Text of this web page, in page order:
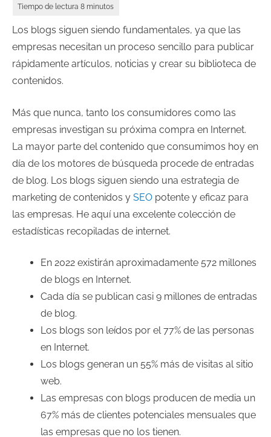
Los blogs siguen siendo fundamentales, ya que las
empresas necesitan un proceso sencillo para publicar
rápidamente artículos, noticias y crear su biblioteca de
contenidos.
Más que nunca, tanto los consumidores como las
empresas investigan su próxima compra en Internet.
La mayor parte del contenido que consumimos hoy en
día de los motores de búsqueda procede de entradas
de blog. Los blogs siguen siendo una estrategia de
marketing de contenidos y SEO potente y eficaz para
las empresas. He aquí una excelente colección de
estadísticas recopiladas de internet.
En 2022 existirán aproximadamente 572 millones
de blogs en Internet.
Cada día se publican casi 9 millones de entradas
de blog.
Los blogs son leídos por el 77% de las personas
en Internet.
Los blogs generan un 55% más de visitas al sitio
web.
Las empresas con blogs producen de media un
67% más de clientes potenciales mensuales que
las empresas que no los tienen.